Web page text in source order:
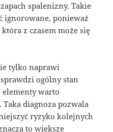
spalenizny. Takie
ignorowane, ponieważ
z czasem może się
tylko naprawi
ogólny stan
warto
Taka diagnoza pozwala
ryzyko kolejnych
to większe